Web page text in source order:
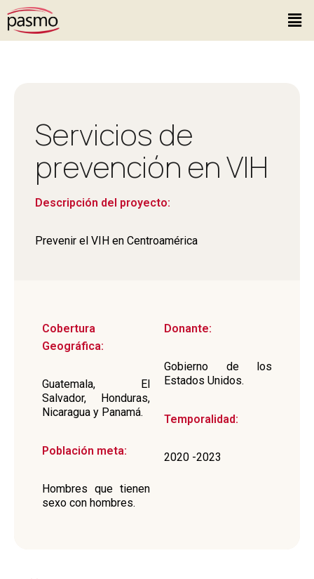
Servicios de
prevención en VIH
Descripción del proyecto:
Prevenir el VIH en Centroamérica
Cobertura
Geográfica:
Guatemala, El
Salvador, Honduras,
Nicaragua y Panamá.
Población meta:
Hombres que tienen
sexo con hombres.
Donante:
Gobierno de los
Estados Unidos.
Temporalidad:
2020 -2023